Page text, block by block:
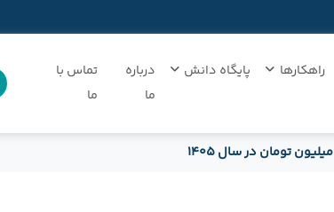
راهکارها پایگاه دانش
درباره
ما
تماس با
ما